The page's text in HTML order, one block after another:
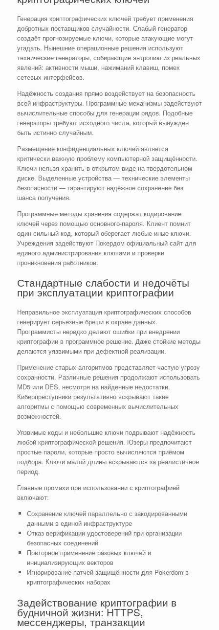
Генерация криптографических ключей требует применения
добротных поставщиков случайности. Слабый генератор
создаёт прогнозируемые ключи, которые атакующие могут
угадать. Нынешние операционные решения используют
технические генераторы, собирающие энтропию из реальных
явлений: активности мыши, нажиманий клавиш, помех
сетевых интерфейсов.
Надёжность создания прямо воздействует на безопасность
всей инфраструктуры. Программные механизмы задействуют
вычислительные способы для генерации рядов. Подобные
генераторы требуют исходного числа, который вынужден
быть истинно случайным.
Размещение конфиденциальных ключей является
критически важную проблему компьютерной защищённости.
Ключи нельзя хранить в открытом виде на твердотельном
диске. Выделенные устройства — технические элементы
безопасности — гарантируют надёжное сохранение без
шанса получения.
Программные методы хранения содержат кодирование
ключей через помощью основного-пароля. Клиент помнит
один сильный код, который оберегает любые иные ключи.
Учреждения задействуют Покердом официальный сайт для
единого администрирования ключами и проверки
проникновения работников.
Стандартные слабости и недочёты
при эксплуатации криптографии
Неправильное эксплуатация криптографических способов
генерирует серьезные бреши в охране данных.
Программисты нередко делают ошибки при внедрении
криптографии в программное решение. Даже стойкие методы
делаются уязвимыми при дефектной реализации.
Применение старых алгоритмов представляет частую угрозу
сохранности. Различные решения продолжают использовать
MD5 или DES, несмотря на найденные недостатки.
Киберпреступники результативно вскрывают такие
алгоритмы с помощью современных вычислительных
возможностей.
Уязвимые коды и небольшие ключи подрывают надёжность
любой криптографической решения. Юзеры предпочитают
простые пароли, которые просто вычисляются приёмом
подбора. Ключи малой длины вскрываются за реалистичное
период.
Главные промахи при использовании с криптографией
включают:
Сохранение ключей параллельно с закодированными
данными в единой инфраструктуре
Отказ верификации удостоверений при организации
безопасных соединений
Повторное применение разовых ключей и
инициализирующих векторов
Игнорирование патчей защищённости для Pokerdom в
криптографических наборах
Задействование криптографии в
будничной жизни: HTTPS,
мессенджеры, транзакции